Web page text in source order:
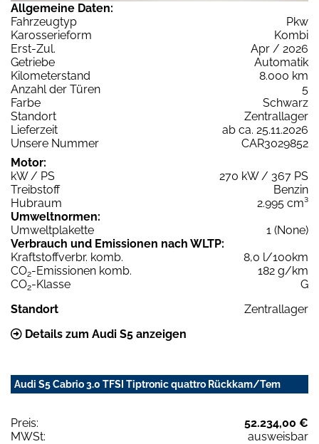
Allgemeine Daten:
Fahrzeugtyp
Pkw
Karosserieform
Kombi
Erst-Zul.
Apr / 2026
Getriebe
Automatik
Kilometerstand
8.000 km
Anzahl der Türen
5
Farbe
Schwarz
Standort
Zentrallager
Lieferzeit
ab ca. 25.11.2026
Unsere Nummer
CAR3029852
Motor:
kW / PS
270 kW / 367 PS
Treibstoff
Benzin
Hubraum
2.995 cm³
Umweltnormen:
Umweltplakette
1 (None)
Verbrauch und Emissionen nach WLTP:
Kraftstoffverbr. komb.
8,0 l/100km
CO2-Emissionen komb.
182 g/km
CO2-Klasse
G
Standort
Zentrallager
Details zum Audi S5 anzeigen
Audi S5 Cabrio 3.0 TFSI Tiptronic quattro Rückkam/Tem
Preis:
52.234,00 €
MWSt:
ausweisbar